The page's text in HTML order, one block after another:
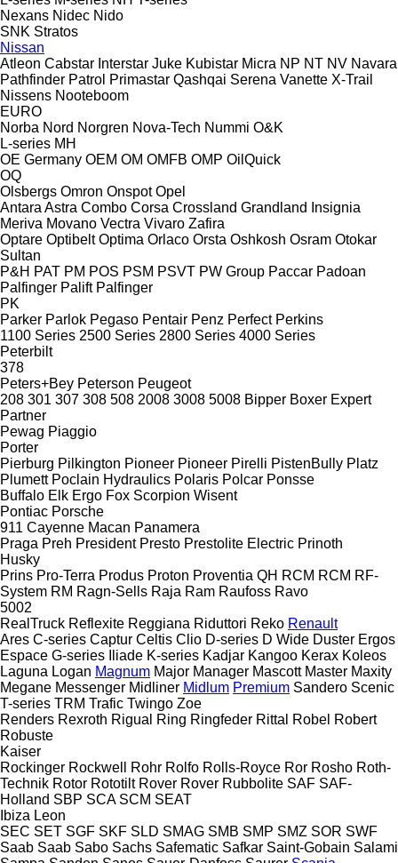
Nexans Nidec Nido
SNK Stratos
Nissan
Atleon Cabstar Interstar Juke Kubistar Micra NP NT NV Navara
Pathfinder Patrol Primastar Qashqai Serena Vanette X-Trail
Nissens Nooteboom
EURO
Norba Nord Norgren Nova-Tech Nummi O&K
L-series MH
OE Germany OEM OM OMFB OMP OilQuick
OQ
Olsbergs Omron Onspot Opel
Antara Astra Combo Corsa Crossland Grandland
Insignia
Meriva Movano Vectra Vivaro Zafira
Optare Optibelt Optima Orlaco Orsta Oshkosh Osram Otokar
Sultan
P&H PAT PM POS PSM PSVT PW Group Paccar Padoan
Palfinger Palift Palfinger
PK
Parker Parlok Pegaso Pentair Penz Perfect Perkins
1100 Series 2500 Series 2800 Series 4000 Series
Peterbilt
378
Peters+Bey Peterson Peugeot
208 301 307 308 508 2008 3008 5008 Bipper Boxer Expert
Partner
Pewag Piaggio
Porter
Pierburg Pilkington Pioneer Pioneer Pirelli PistenBully Platz
Plumett Poclain Hydraulics Polaris Polcar Ponsse
Buffalo Elk Ergo Fox Scorpion Wisent
Pontiac Porsche
911 Cayenne Macan Panamera
Praga Preh President Presto Prestolite Electric Prinoth
Husky
Prins Pro-Terra Produs Proton Proventia QH RCM RCM RF-
System RM Ragn-Sells Raja Ram Raufoss Ravo
5002
RealTruck Reflexite Reggiana Riduttori Reko Renault
Ares C-series Captur Celtis Clio D-series D Wide Duster Ergos
Espace G-series Iliade K-series Kadjar Kangoo Kerax Koleos
Laguna Logan Magnum Major Manager Mascott Master Maxity
Megane Messenger Midliner Midlum Premium Sandero Scenic
T-series TRM Trafic Twingo Zoe
Renders Rexroth Rigual Ring Ringfeder Rittal Robel Robert
Robuste
Kaiser
Rockinger Rockwell Rohr Rolfo Rolls-Royce Ror Rosho Roth-
Technik Rotor Rototilt Rover Rover Rubbolite SAF SAF-
Holland SBP SCA SCM SEAT
Ibiza Leon
SEC SET SGF SKF SLD SMAG SMB SMP SMZ SOR SWF
Saab Saab Sabo Sachs Safematic Safkar Saint-Gobain Salami